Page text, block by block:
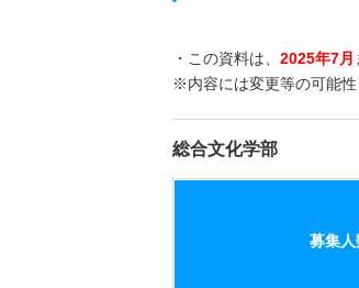
・この資料は、 2025年7月
※内容には変更等の可能性
総合文化学部
募集人